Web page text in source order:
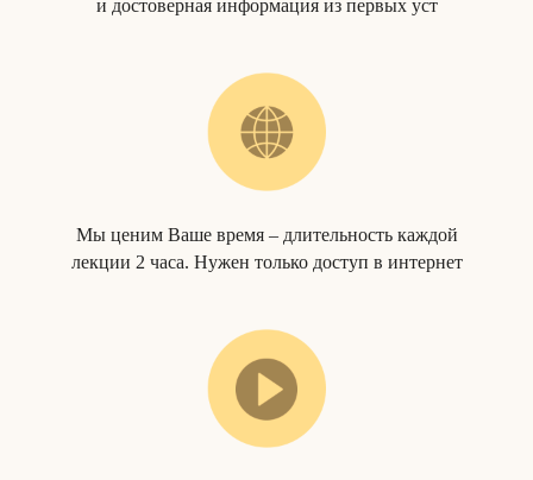
и достоверная информация из первых уст
Мы ценим Ваше время – длительность каждой
лекции 2 часа. Нужен только доступ в интернет